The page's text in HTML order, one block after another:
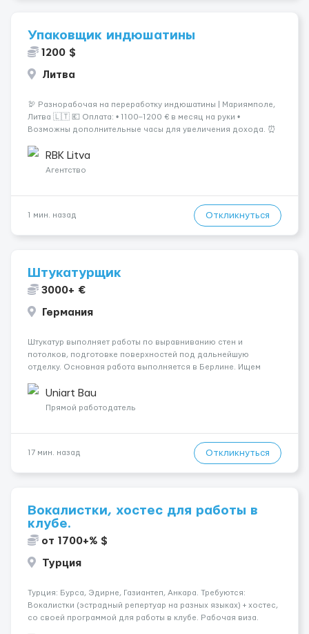
Упаковщик индюшатины
1200 $
Литва
🦃 Разнорабочая на переработку индюшатины | Мариямполе,
Литва 🇱🇹 💶 Оплата: • 1100–1200 € в месяц на руки •
Возможны дополнительные часы для увеличения дохода. ⏰
с 06:00 (иногда с 07:00...
RBK Litva
Агентство
1 мин. назад Откликнуться
Штукатурщик
3000+ €
Германия
Штукатур выполняет работы по выравниванию стен и
потолков, подготовке поверхностей под дальнейшую
отделку. Основная работа выполняется в Берлине. Ищем
специалистов с подтверждённым опытом и портфолио.
Обязанности Подготовка оснований ...
Uniart Bau
Прямой работодатель
17 мин. назад Откликнуться
Вокалистки, хостес для работы в
клубе.
от 1700+% $
Турция
Турция: Бурса, Эдирне, Газиантеп, Анкара. Требуются:
Вокалистки (эстрадный репертуар на разных языках) + хостеc,
со своей программой для работы в клубе. Рабочая виза.